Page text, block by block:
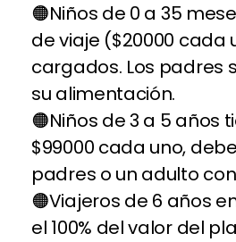
Niños de 0 a 35
de viaje ($20000 cada
cargados. Los padres
su alimentación.
Niños de 3 a 5 años
$99000 cada uno,
padres o un adulto
Viajeros de 6 años
el 100% del valor del